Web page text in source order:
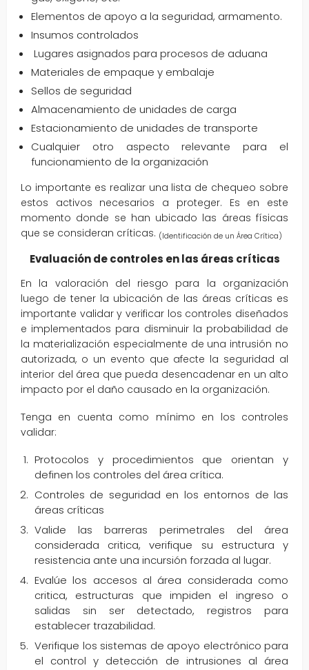
Elementos de apoyo a la seguridad, armamento.
Insumos controlados
Lugares asignados para procesos de aduana
Materiales de empaque y embalaje
Sellos de seguridad
Almacenamiento de unidades de carga
Estacionamiento de unidades de transporte
Cualquier otro aspecto relevante para el
funcionamiento de la organización
Lo importante es realizar una lista de chequeo sobre
estos activos necesarios a proteger. Es en este
momento donde se han ubicado las áreas físicas
que se consideran críticas. (Identificación de un Área Crítica)
Evaluación de controles en las áreas críticas
En la valoración del riesgo para la organización
luego de tener la ubicación de las áreas críticas es
importante validar y verificar los controles diseñados
e implementados para disminuir la probabilidad de
la materialización especialmente de una intrusión no
autorizada, o un evento que afecte la seguridad al
interior del área que pueda desencadenar en un alto
impacto por el daño causado en la organización.
Tenga en cuenta como mínimo en los controles
validar:
Protocolos y procedimientos que orientan y
definen los controles del área crítica.
Controles de seguridad en los entornos de las
áreas críticas
Valide las barreras perimetrales del área
considerada critica, verifique su estructura y
resistencia ante una incursión forzada al lugar.
Evalúe los accesos al área considerada como
critica, estructuras que impiden el ingreso o
salidas sin ser detectado, registros para
establecer trazabilidad.
Verifique los sistemas de apoyo electrónico para
el control y detección de intrusiones al área